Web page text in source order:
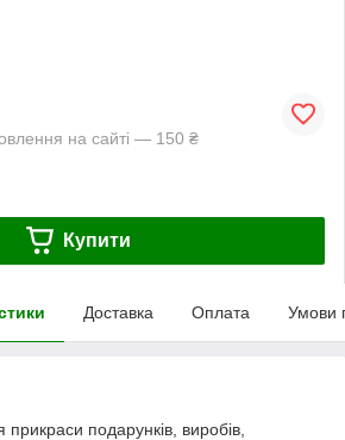
на сайті — 150 ₴
Купити
Доставка Оплата Умови
подарунків, виробів,